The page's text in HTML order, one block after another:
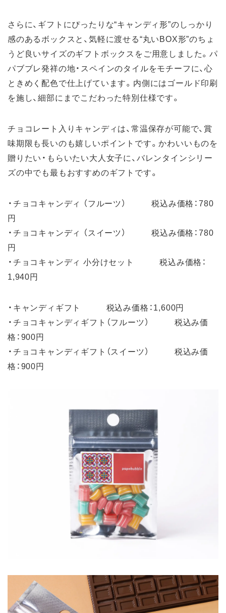
さらに、ギフトにぴったりな“キャンディ形”のしっかり
感のあるボックスと、気軽に渡せる“丸いBOX形”のちょ
うど良いサイズのギフトボックスをご用意しました。パ
パブブレ発祥の地・スペインのタイルをモチーフに、心
ときめく配色で仕上げています。内側にはゴールド印刷
を施し、細部にまでこだわった特別仕様です。
チョコレート入りキャンディは、常温保存が可能で、賞
味期限も長いのも嬉しいポイントです。かわいいものを
贈りたい・もらいたい大人女子に、バレンタインシリー
ズの中でも最もおすすめのギフトです。
・チョコキャンディ （フルーツ） 税込み価格：780
円
・チョコキャンディ （スイーツ） 税込み価格：780
円
・チョコキャンディ 小分けセット 税込み価格：
1,940円
・キャンディギフト 税込み価格：1,600円
・チョコキャンディギフト（フルーツ） 税込み価
格：900円
・チョコキャンディギフト（スイーツ） 税込み価
格：900円